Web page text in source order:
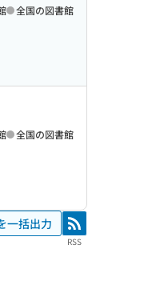
全国の図書館
全国の図書館
一括出力 RSS
RSS